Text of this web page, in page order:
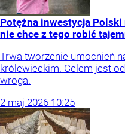
Potężna inwestycja
nie chce z tego robić
Trwa tworzenie umocnień
królewieckim. Celem jest
wroga.
2 maj 2026 10:25